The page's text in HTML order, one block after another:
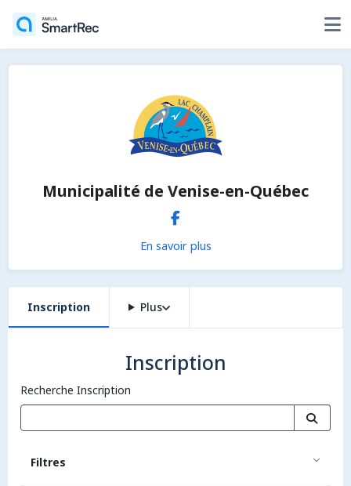
Municipalité de Venise-en-Québec
En savoir plus
Inscription Plus
Inscription
Recherche Inscription
Filtres